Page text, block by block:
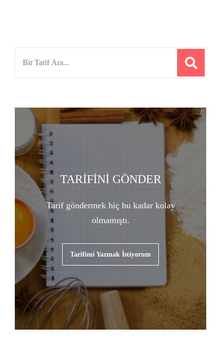
TARİFİNİ GÖNDER
Tarif göndermek hiç bu kadar kolay
olmamıştı.
Tarifimi Yazmak İstiyorum